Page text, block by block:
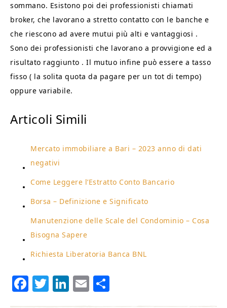
sommano. Esistono poi dei professionisti chiamati
broker, che lavorano a stretto contatto con le banche e
che riescono ad avere mutui più alti e vantaggiosi .
Sono dei professionisti che lavorano a provvigione ed a
risultato raggiunto . Il mutuo infine può essere a tasso
fisso ( la solita quota da pagare per un tot di tempo)
oppure variabile.
Articoli Simili
Mercato immobiliare a Bari – 2023 anno di dati
negativi
Come Leggere l’Estratto Conto Bancario
Borsa – Definizione e Significato
Manutenzione delle Scale del Condominio – Cosa
Bisogna Sapere
Richiesta Liberatoria Banca BNL
Facebook
Twitter
LinkedIn
Email